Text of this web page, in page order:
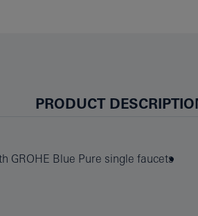
PRODUCT
GROHE Blue Pure single faucets